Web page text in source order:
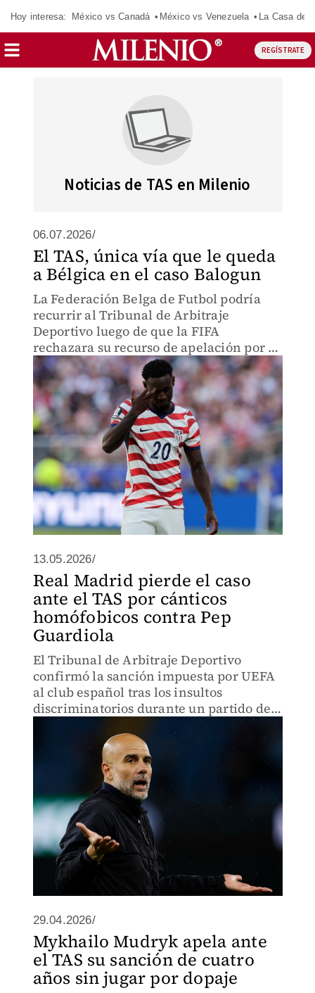
Hoy interesa: México vs Canadá México vs Venezuela La Casa de
REGÍSTRATE
Noticias de TAS en Milenio
06.07.2026/
El TAS, única vía que le queda
a Bélgica en el caso Balogun
La Federación Belga de Futbol podría
recurrir al Tribunal de Arbitraje
Deportivo luego de que la FIFA
rechazara su recurso de apelación por la
tarjeta roja que le quitaron al jugador
estadunidense.
13.05.2026/
Real Madrid pierde el caso
ante el TAS por cánticos
homófobicos contra Pep
Guardiola
El Tribunal de Arbitraje Deportivo
confirmó la sanción impuesta por UEFA
al club español tras los insultos
discriminatorios durante un partido de
Champions League.
29.04.2026/
Mykhailo Mudryk apela ante
el TAS su sanción de cuatro
años sin jugar por dopaje